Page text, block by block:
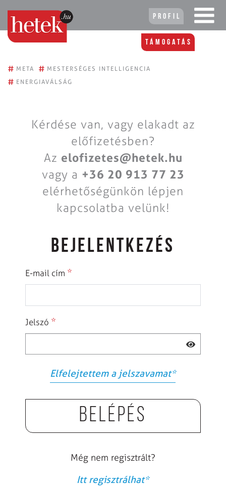
Profil
Támogatás
# META # MESTERSÉGES INTELLIGENCIA
# ENERGIAVÁLSÁG
Kérdése van, vagy elakadt az
előfizetésben?
Az elofizetes@hetek.hu
vagy a +36 20 913 77 23
elérhetőségünkön lépjen
kapcsolatba velünk!
BEJELENTKEZÉS
E-mail cím *
Jelszó *
Elfelejtettem a jelszavamat*
Belépés
Még nem regisztrált?
Itt regisztrálhat*